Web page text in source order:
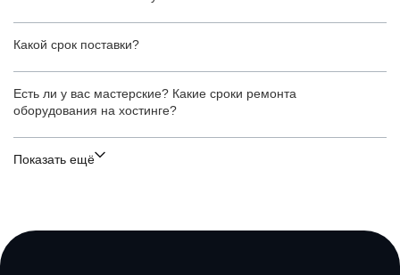
Какой срок поставки?
Есть ли у вас мастерские? Какие сроки ремонта
оборудования на хостинге?
Показать ещё